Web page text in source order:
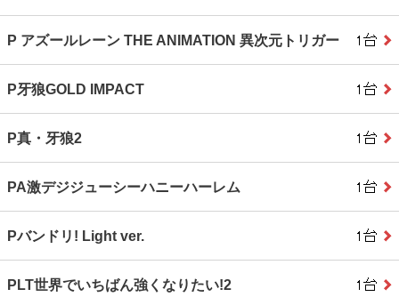
P アズールレーン THE ANIMATION 異次元トリガー
P牙狼GOLD IMPACT
P真・牙狼2
PA激デジジューシーハニーハーレム
Pバンドリ! Light ver.
PLT世界でいちばん強くなりたい!2